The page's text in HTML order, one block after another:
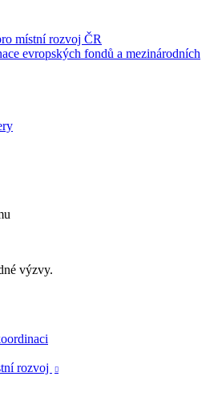
místní rozvoj ČR
evropských fondů a mezinárodních
výzvy.
rozvoj
